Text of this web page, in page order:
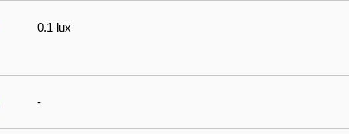
0.1 lux
-